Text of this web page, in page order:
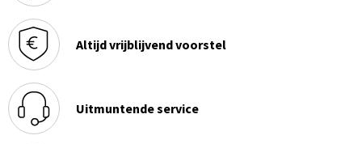
Altijd vrijblijvend voorstel
Uitmuntende service